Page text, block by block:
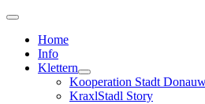
Home
Info
Klettern
Kooperation Stadt
KraxlStadl Story